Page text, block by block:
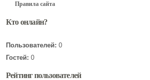
Правила сайта
Кто онлайн?
Пользователей: 0
Гостей: 0
Рейтинг пользователей